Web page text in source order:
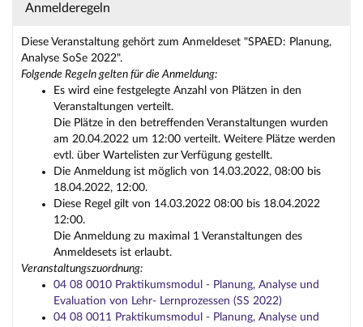
Anmelderegeln
Diese Veranstaltung gehört zum Anmeldeset "SPAED: Planung,
Analyse SoSe 2022".
Folgende Regeln gelten für die Anmeldung:
Es wird eine festgelegte Anzahl von Plätzen in den
Veranstaltungen verteilt.
Die Plätze in den betreffenden Veranstaltungen wurden
am 20.04.2022 um 12:00 verteilt. Weitere Plätze werden
evtl. über Wartelisten zur Verfügung gestellt.
Die Anmeldung ist möglich von 14.03.2022, 08:00 bis
18.04.2022, 12:00.
Diese Regel gilt von 14.03.2022 08:00 bis 18.04.2022
12:00.
Die Anmeldung zu maximal 1 Veranstaltungen des
Anmeldesets ist erlaubt.
Veranstaltungszuordnung:
04 08 0010 Praktikumsmodul - Planung, Analyse und
Evaluation von Lehr- Lernprozessen (SS 2022)
04 08 0011 Praktikumsmodul - Planung, Analyse und